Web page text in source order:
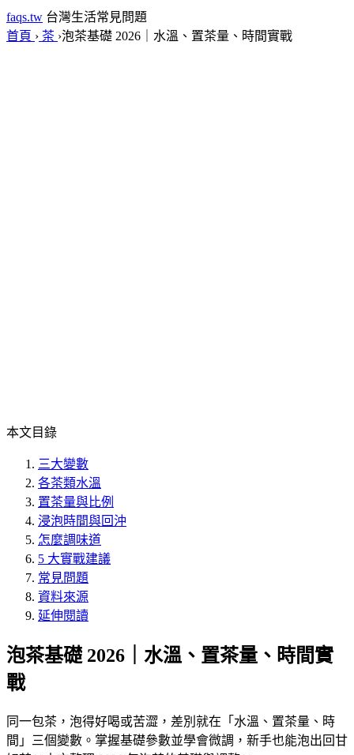
faqs.tw 台灣生活常見問題
首頁 › 茶 ›泡茶基礎 2026｜水溫、置茶量、時間實戰
本文目錄
三大變數
各茶類水溫
置茶量與比例
浸泡時間與回沖
怎麼調味道
5 大實戰建議
常見問題
資料來源
延伸閱讀
泡茶基礎 2026｜水溫、置茶量、時間實
戰
同一包茶，泡得好喝或苦澀，差別就在「 水溫、置茶量、時
間 」三個變數。掌握基礎參數並學會微調，新手也能泡出回甘